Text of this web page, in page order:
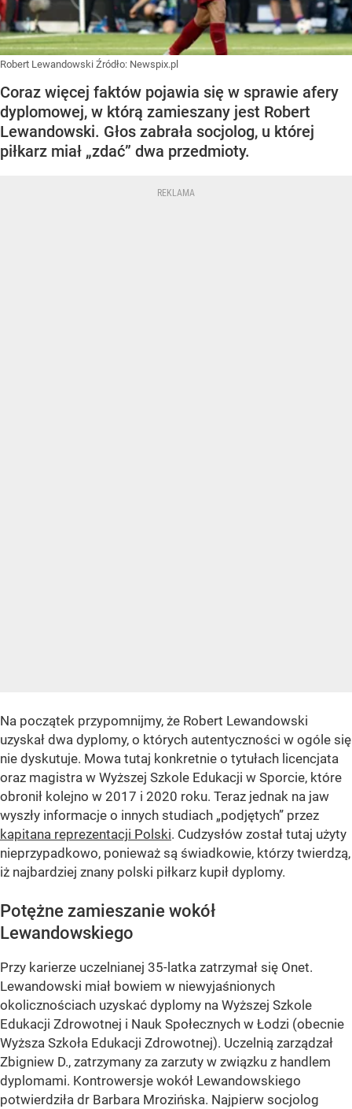
Robert Lewandowski Źródło: Newspix.pl
Coraz więcej faktów pojawia się w sprawie afery
dyplomowej, w którą zamieszany jest Robert
Lewandowski. Głos zabrała socjolog, u której
piłkarz miał „zdać” dwa przedmioty.
Na początek przypomnijmy, że Robert Lewandowski
uzyskał dwa dyplomy, o których autentyczności w ogóle się
nie dyskutuje. Mowa tutaj konkretnie o tytułach licencjata
oraz magistra w Wyższej Szkole Edukacji w Sporcie, które
obronił kolejno w 2017 i 2020 roku. Teraz jednak na jaw
wyszły informacje o innych studiach „podjętych” przez
kapitana reprezentacji Polski. Cudzysłów został tutaj użyty
nieprzypadkowo, ponieważ są świadkowie, którzy twierdzą,
iż najbardziej znany polski piłkarz kupił dyplomy.
Potężne zamieszanie wokół
Lewandowskiego
Przy karierze uczelnianej 35-latka zatrzymał się Onet.
Lewandowski miał bowiem w niewyjaśnionych
okolicznościach uzyskać dyplomy na Wyższej Szkole
Edukacji Zdrowotnej i Nauk Społecznych w Łodzi (obecnie
Wyższa Szkoła Edukacji Zdrowotnej). Uczelnią zarządzał
Zbigniew D., zatrzymany za zarzuty w związku z handlem
dyplomami. Kontrowersje wokół Lewandowskiego
potwierdziła dr Barbara Mrozińska. Najpierw socjolog